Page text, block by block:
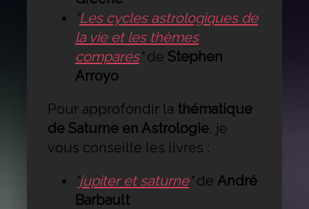
"Les cycles astrologiques de
la vie et les thèmes
comparés"de Stephen
Arroyo
Pour approfondir la thématique
de Saturne en Astrologie, je
vous conseille les livres :
"jupiter et saturne"de André
Barbault